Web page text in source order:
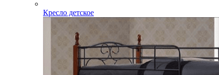
Кресло детское